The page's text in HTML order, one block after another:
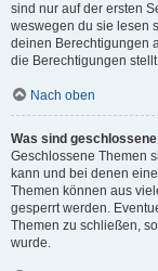
sind nur auf der ersten
weswegen du sie lesen
deinen Berechtigungen
die Berechtigungen
Nach oben
Was sind
Geschlossene Themen
kann und bei denen
Themen können aus
gesperrt werden.
Themen zu schließen,
wurde.